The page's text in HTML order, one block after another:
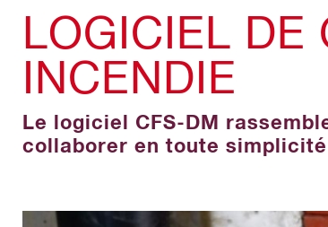
LOGICIEL DE
INCENDIE
Le logiciel CFS-DM
collaborer en toute